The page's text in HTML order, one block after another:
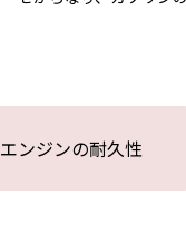
エンジンの耐久性